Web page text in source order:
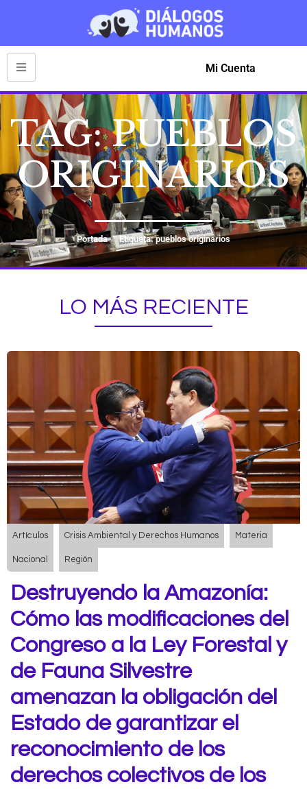
Mi Cuenta
TAG: PUEBLOS
ORIGINARIOS
Portada Etiqueta: pueblos originarios
LO MÁS RECIENTE
Artículos Crisis Ambiental y Derechos Humanos Materia
Nacional Región
Destruyendo la Amazonía:
Cómo las modificaciones del
Congreso a la Ley Forestal y
de Fauna Silvestre
amenazan la obligación del
Estado de garantizar el
reconocimiento de los
derechos colectivos de los